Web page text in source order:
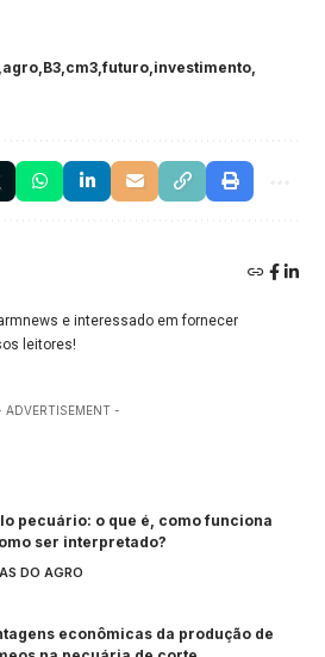
agro B3 cm3 futuro investimento
e interessado em fornecer
leitores!
ADVERTISEMENT -
pecuário: o que é, como funciona
ser interpretado?
DO AGRO
econômicas da produção de